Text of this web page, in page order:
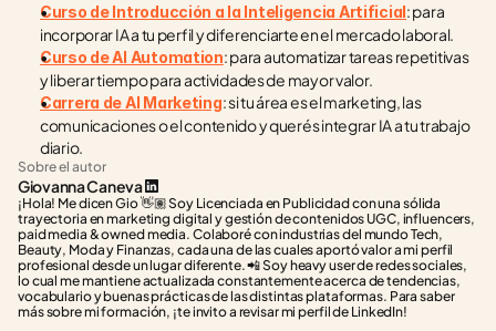
Curso de Introducción a la Inteligencia Artificial: para
incorporar IA a tu perfil y diferenciarte en el mercado laboral.
Curso de AI Automation: para automatizar tareas repetitivas
y liberar tiempo para actividades de mayor valor.
Carrera de AI Marketing: si tu área es el marketing, las
comunicaciones o el contenido y querés integrar IA a tu trabajo
diario.
Sobre el autor
Giovanna Caneva
¡Hola! Me dicen Gio 👋🏽 Soy Licenciada en Publicidad con una sólida
trayectoria en marketing digital y gestión de contenidos UGC, influencers,
paid media & owned media. Colaboré con industrias del mundo Tech,
Beauty, Moda y Finanzas, cada una de las cuales aportó valor a mi perfil
profesional desde un lugar diferente. 📲 Soy heavy user de redes sociales,
lo cual me mantiene actualizada constantemente acerca de tendencias,
vocabulario y buenas prácticas de las distintas plataformas. Para saber
más sobre mi formación, ¡te invito a revisar mi perfil de LinkedIn!